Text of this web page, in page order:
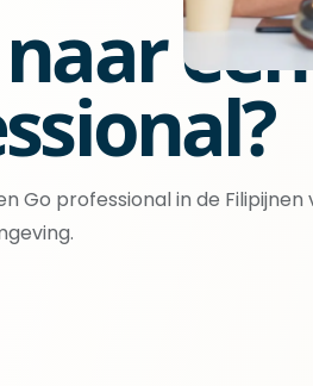
een
Go professional in de Filipijnen